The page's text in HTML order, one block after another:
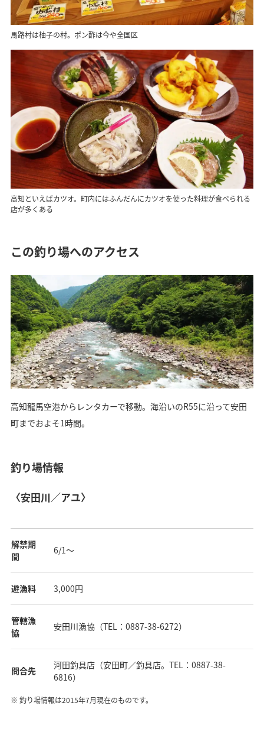
馬路村は柚子の村。ポン酢は今や全国区
高知といえばカツオ。町内にはふんだんにカツオを使った料理が食べられる
店が多くある
この釣り場へのアクセス
高知龍馬空港からレンタカーで移動。海沿いのR55に沿って安田
町までおよそ1時間。
釣り場情報
〈安田川／アユ〉
解禁期
間
6/1～
遊漁料 3,000円
管轄漁
協
安田川漁協（TEL：0887-38-6272）
問合先
河田釣具店（安田町／釣具店。TEL：0887-38-
6816）
釣り場情報は2015年7月現在のものです。